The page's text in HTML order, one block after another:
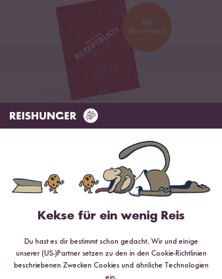
Digitales Rezeptbuch per E-Mail
✔️ 25 leckere Rezepte aus unseren bunten Kochwelten
✔️ Von Sushi über Curry bis hin zu Desserts
✔️ Inklusive Tipps & Tricks für die Zubereitung
*Das Digitale Rezeptbuch wird dir nach vollständiger Anmeldung zum Newsletter
per E-Mail zugeschickt.
Kekse für ein wenig Reis
Du hast es dir bestimmt schon gedacht. Wir und einige
unserer (US-)Partner setzen zu den in den Cookie-Richtlinien
beschriebenen Zwecken Cookies und ähnliche Technologien